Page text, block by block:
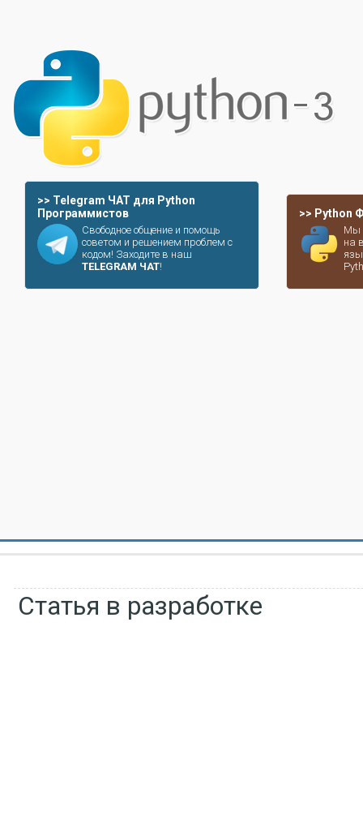
>> Telegram ЧАТ для Python
Программистов
Свободное общение и помощь
советом и решением проблем с
кодом! Заходите в наш
TELEGRAM ЧАТ!
>> Python
Мы
на
Статья в разработке